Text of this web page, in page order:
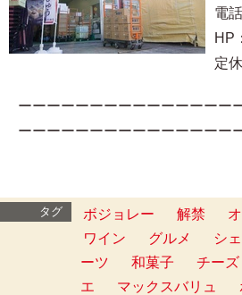
電
HP：
定
ーーーーーーーーーーーーーーー
ーーーーーーーーーーーーーーー
タグ ボジョレー 解禁
ワイン
グルメ シ
ーツ
和菓子 チーズ
エ
マックスバリュ